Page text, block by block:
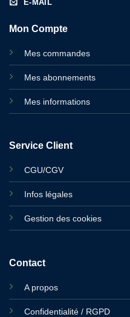
E-MAIL
Mon Compte
Mes commandes
Mes abonnements
Mes informations
Service Client
CGU/CGV
Infos légales
Gestion des cookies
Contact
A propos
Confidentialité / RGPD